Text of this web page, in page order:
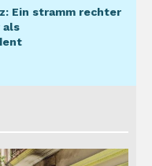
Ein stramm rechter
als